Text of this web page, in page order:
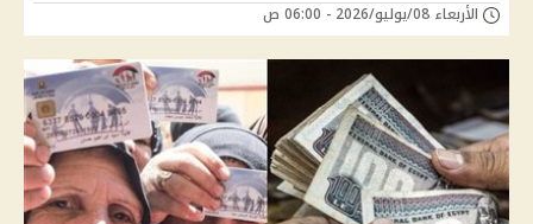
الأربعاء 08/يوليو/2026 - 06:00 ص